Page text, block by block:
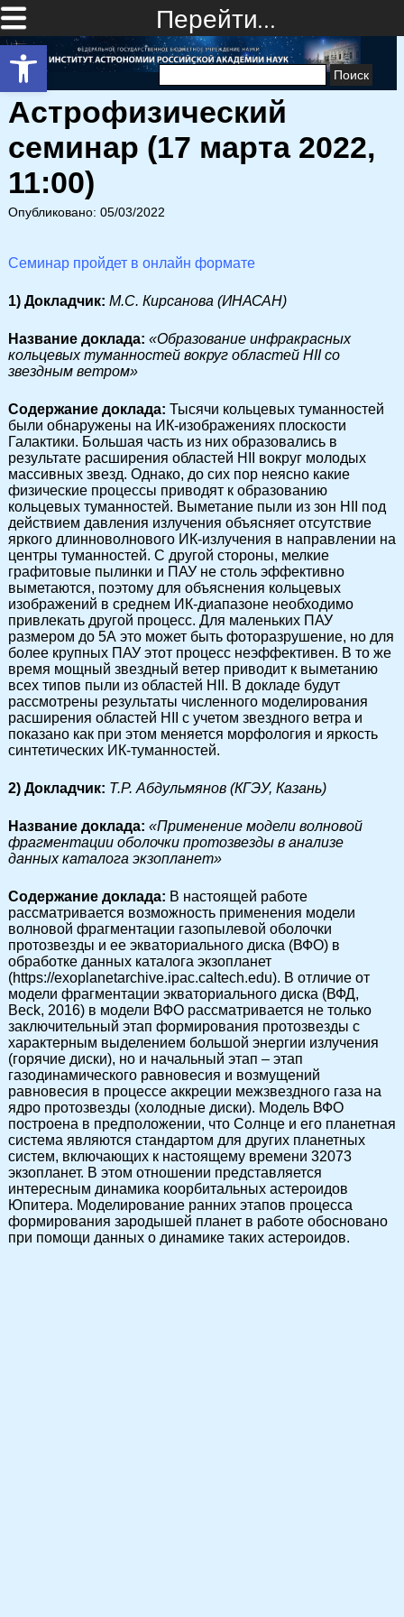
Открыть панель инструментов
Перейти…
Найти:
Астрофизический
семинар (17 марта 2022,
11:00)
Опубликовано: 05/03/2022
Семинар пройдет в онлайн формате
1) Докладчик: М.С. Кирсанова (ИНАСАН)
Название доклада: «Образование инфракрасных
кольцевых туманностей вокруг областей HII со
звездным ветром»
Cодержание доклада: Тысячи кольцевых туманностей
были обнаружены на ИК-изображениях плоскости
Галактики. Большая часть из них образовались в
результате расширения областей HII вокруг молодых
массивных звезд. Однако, до сих пор неясно какие
физические процессы приводят к образованию
кольцевых туманностей. Выметание пыли из зон HII под
действием давления излучения объясняет отсутствие
яркого длинноволнового ИК-излучения в направлении на
центры туманностей. С другой стороны, мелкие
графитовые пылинки и ПАУ не столь эффективно
выметаются, поэтому для объяснения кольцевых
изображений в среднем ИК-диапазоне необходимо
привлекать другой процесс. Для маленьких ПАУ
размером до 5А это может быть фоторазрушение, но для
более крупных ПАУ этот процесс неэффективен. В то же
время мощный звездный ветер приводит к выметанию
всех типов пыли из областей HII. В докладе будут
рассмотрены результаты численного моделирования
расширения областей HII с учетом звездного ветра и
показано как при этом меняется морфология и яркость
синтетических ИК-туманностей.
2) Докладчик: Т.Р. Абдульмянов (КГЭУ, Казань)
Название доклада: «Применение модели волновой
фрагментации оболочки протозвезды в анализе
данных каталога экзопланет»
Cодержание доклада: В настоящей работе
рассматривается возможность применения модели
волновой фрагментации газопылевой оболочки
протозвезды и ее экваториального диска (ВФО) в
обработке данных каталога экзопланет
(https://exoplanetarchive.ipac.caltech.edu). В отличие от
модели фрагментации экваториального диска (ВФД,
Beck, 2016) в модели ВФО рассматривается не только
заключительный этап формирования протозвезды с
характерным выделением большой энергии излучения
(горячие диски), но и начальный этап – этап
газодинамического равновесия и возмущений
равновесия в процессе аккреции межзвездного газа на
ядро протозвезды (холодные диски). Модель ВФО
построена в предположении, что Солнце и его планетная
система являются стандартом для других планетных
систем, включающих к настоящему времени 32073
экзопланет. В этом отношении представляется
интересным динамика коорбитальных астероидов
Юпитера. Моделирование ранних этапов процесса
формирования зародышей планет в работе обосновано
при помощи данных о динамике таких астероидов.